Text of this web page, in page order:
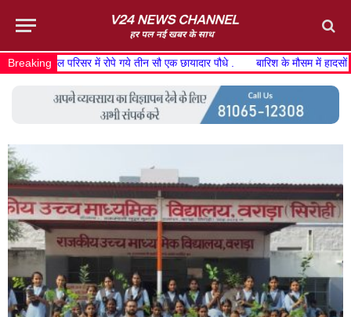
Breaking
परिसर में रोपे गये तीन सौ एक छायादार पौधे . बारिश के मौसम में हादसों को